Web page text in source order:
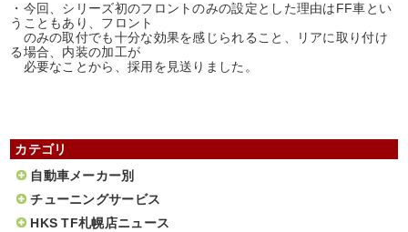
・今回、シリーズ初のフロントのみの設定とした理由はFF車とい
うこともあり、フロント
のみの取付でも十分な効果を感じられること、リアに取り付け
る場合、内装の加工が
必要なことから、採用を見送りました。
カテゴリ
自動車メーカー別
チューニングサービス
HKS TF札幌店ニュース